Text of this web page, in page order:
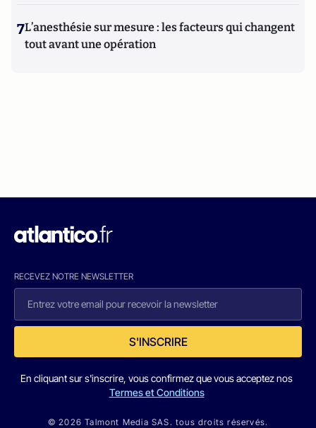
7L’anesthésie sur mesure : les facteurs qui changent
tout avant une opération
RECEVEZ NOTRE NEWSLETTER
S'INSCRIRE
En cliquant sur s'inscrire, vous confirmez que vous acceptez nos
Termes et Conditions
© 2026 Talmont Media SAS. tous droits réservés.